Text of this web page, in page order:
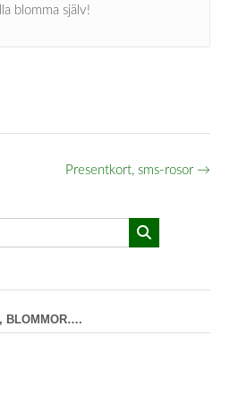
blomma själv!
Presentkort, sms-rosor →
BLOMMOR….